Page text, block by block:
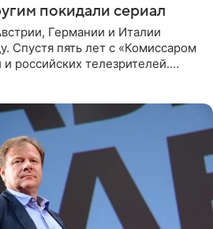
покидали сериал
Германии и Италии
Спустя пять лет с «Комиссаром
российских телезрителей.